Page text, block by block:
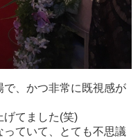
、かつ非常に既視感が
げてました(笑)
ていて、とても不思議